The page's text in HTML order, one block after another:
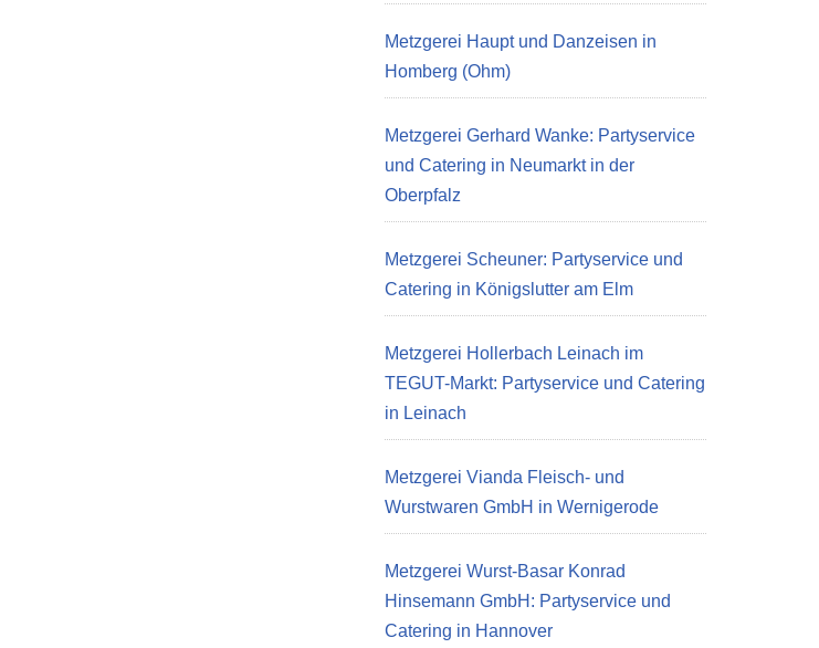
Metzgerei Haupt und Danzeisen in
Homberg (Ohm)
Metzgerei Gerhard Wanke: Partyservice
und Catering in Neumarkt in der
Oberpfalz
Metzgerei Scheuner: Partyservice und
Catering in Königslutter am Elm
Metzgerei Hollerbach Leinach im
TEGUT-Markt: Partyservice und Catering
in Leinach
Metzgerei Vianda Fleisch- und
Wurstwaren GmbH in Wernigerode
Metzgerei Wurst-Basar Konrad
Hinsemann GmbH: Partyservice und
Catering in Hannover